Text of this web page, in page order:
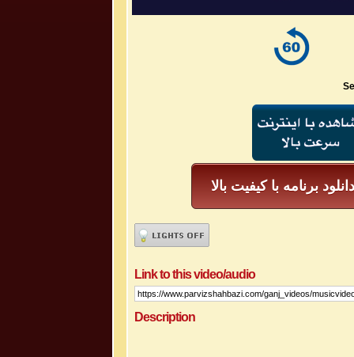
دانلود برنامه با کیفیت بالا
Link to this video/audio
Description